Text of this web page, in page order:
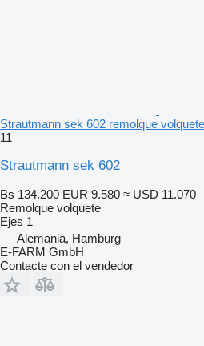
Strautmann sek 602 remolque volquete
11
Strautmann sek 602
Bs 134.200 EUR 9.580 ≈ USD 11.070
Remolque volquete
Ejes 1
Alemania, Hamburg
E-FARM GmbH
Contacte con el vendedor